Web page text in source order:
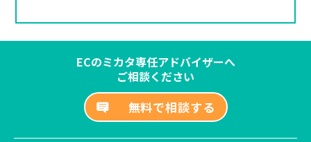
ECのミカタ専任アドバイザーへ
ご相談ください
無料で相談する